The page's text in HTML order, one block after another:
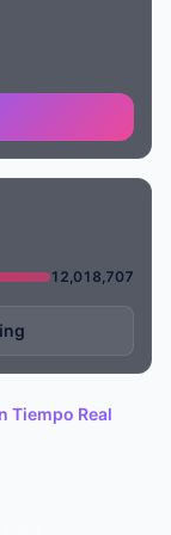
12,018,707
Tiempo Real